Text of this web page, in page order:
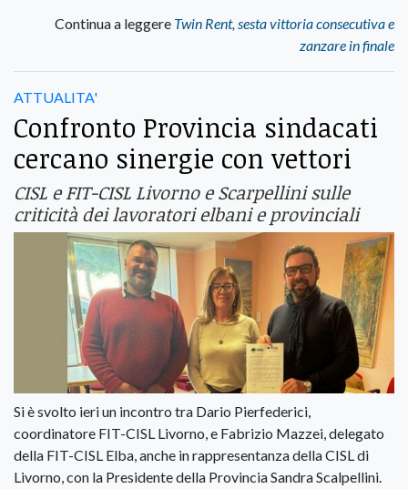
Continua a leggere Twin Rent, sesta vittoria consecutiva e
zanzare in finale
ATTUALITA'
Confronto Provincia sindacati
cercano sinergie con vettori
CISL e FIT-CISL Livorno e Scarpellini sulle
criticità dei lavoratori elbani e provinciali
Si è svolto ieri un incontro tra Dario Pierfederici,
coordinatore FIT-CISL Livorno, e Fabrizio Mazzei, delegato
della FIT-CISL Elba, anche in rappresentanza della CISL di
Livorno, con la Presidente della Provincia Sandra Scalpellini.